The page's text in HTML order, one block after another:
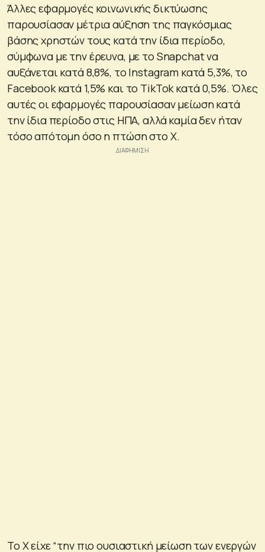
Άλλες εφαρμογές κοινωνικής δικτύωσης
παρουσίασαν μέτρια αύξηση της παγκόσμιας
βάσης χρηστών τους κατά την ίδια περίοδο,
σύμφωνα με την έρευνα, με το Snapchat να
αυξάνεται κατά 8,8%, το Instagram κατά 5,3%, το
Facebook κατά 1,5% και το TikTok κατά 0,5%. Όλες
αυτές οι εφαρμογές παρουσίασαν μείωση κατά
την ίδια περίοδο στις ΗΠΑ, αλλά καμία δεν ήταν
τόσο απότομη όσο η πτώση στο X.
Το X είχε “την πιο ουσιαστική μείωση των ενεργών